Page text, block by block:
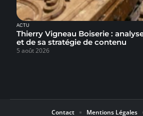
ACTU
Thierry Vigneau Boiserie :
et de sa stratégie de contenu
5 août 2026
Contact Mentions Légales